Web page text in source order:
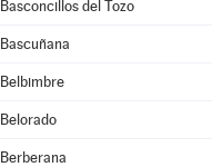
Basconcillos del Tozo
Bascuñana
Belbimbre
Belorado
Berberana